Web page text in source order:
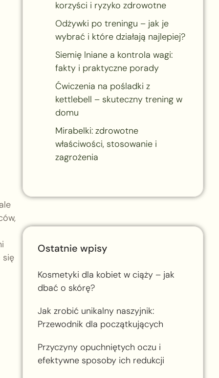
się
korzyści i ryzyko zdrowotne
Odżywki po treningu – jak je
wybrać i które działają najlepiej?
Siemię lniane a kontrola wagi:
fakty i praktyczne porady
Ćwiczenia na pośladki z
kettlebell – skuteczny trening w
domu
Mirabelki: zdrowotne
właściwości, stosowanie i
zagrożenia
Ostatnie wpisy
Kosmetyki dla kobiet w ciąży – jak
dbać o skórę?
Jak zrobić unikalny naszyjnik:
Przewodnik dla początkujących
Przyczyny opuchniętych oczu i
efektywne sposoby ich redukcji